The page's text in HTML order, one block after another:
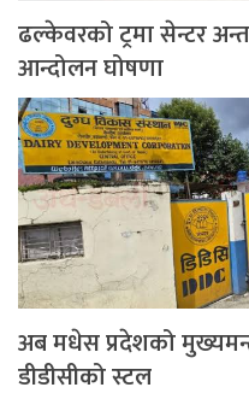
ढल्केवरको ट्रमा सेन्टर
आन्दोलन घोषणा
अब मधेस प्रदेशको
डीडीसीको स्टल